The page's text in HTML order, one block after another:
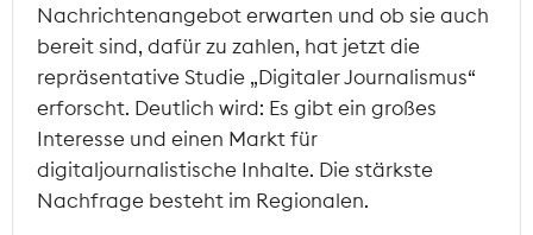
Nachrichtenangebot erwarten und ob sie auch
bereit sind, dafür zu zahlen, hat jetzt die
repräsentative Studie „Digitaler Journalismus“
erforscht. Deutlich wird: Es gibt ein großes
Interesse und einen Markt für
digitaljournalistische Inhalte. Die stärkste
Nachfrage besteht im Regionalen.